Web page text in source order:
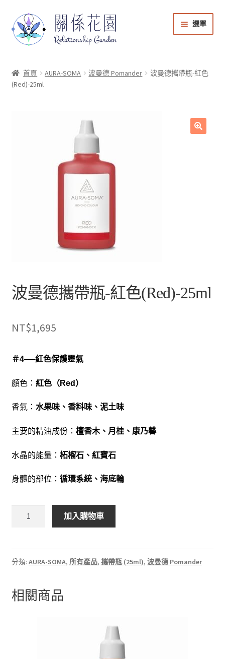
選單
課程音檔
首頁 AURA-SOMA 波曼德 Pomander
波曼德攜帶瓶-紅色
(Red)-25ml
波曼德攜帶瓶-紅色(Red)-25ml
NT$1,695
＃4──紅色保護靈氣
顏色： 紅色（Red）
香氣： 水果味、香料味、泥土味
主要的精油成份： 檀香木、月桂、康乃馨
水晶的能量： 柘榴石、紅寶石
身體的部位： 循環系統、海底輪
加入購物車
分類: AURA-SOMA, 所有產品, 攜帶瓶 (25ml), 波曼德 Pomander
相關商品